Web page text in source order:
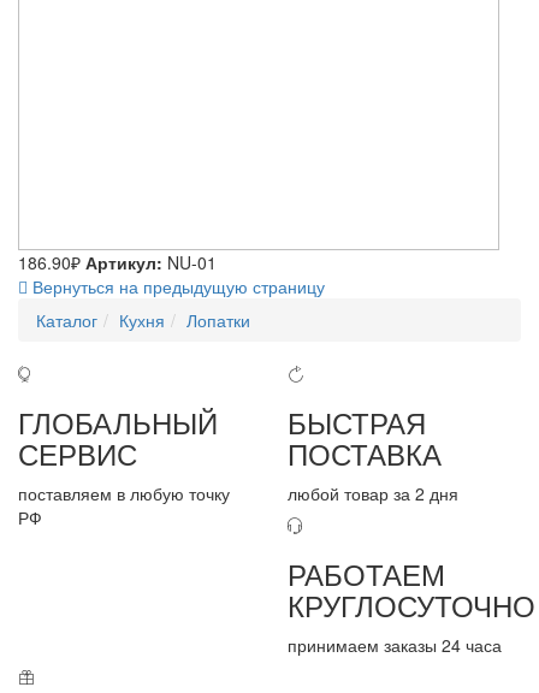
186.90₽ Артикул: NU-01
Вернуться на предыдущую страницу
Каталог
Кухня Лопатки
ГЛОБАЛЬНЫЙ
СЕРВИС
поставляем в любую точку
РФ
БЫСТРАЯ
ПОСТАВКА
любой товар за 2 дня
РАБОТАЕМ
КРУГЛОСУТОЧНО
принимаем заказы 24 часа